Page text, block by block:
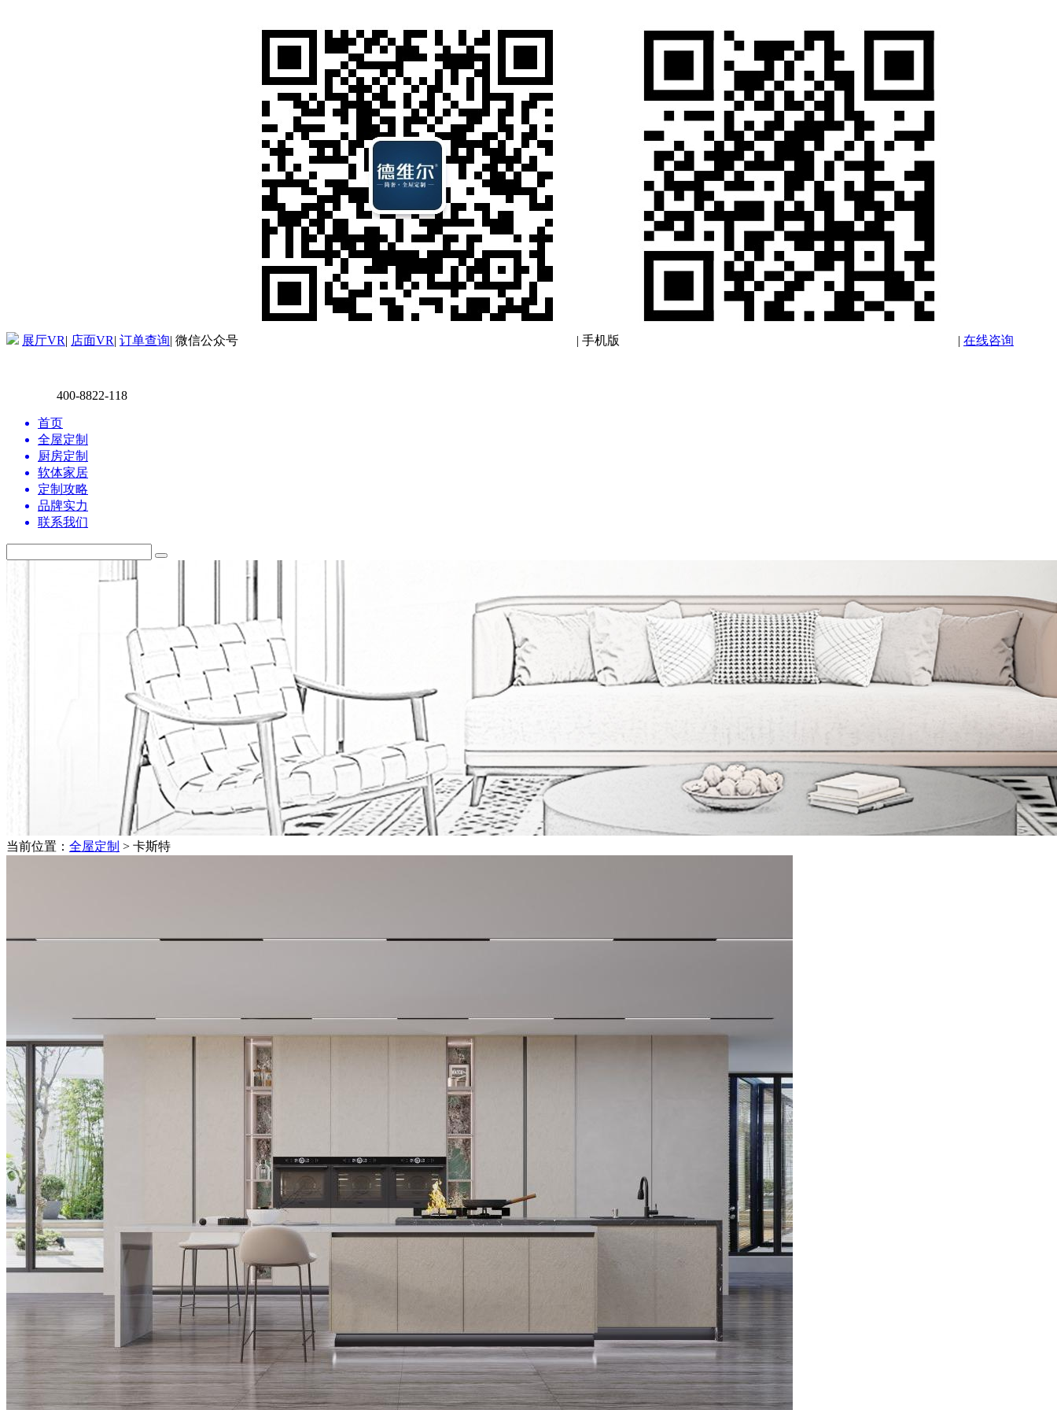
展厅VR| 店面VR| 订单查询| 微信公众号 | 手机版 | 在线咨询
400-8822-118
首页
全屋定制
厨房定制
软体家居
定制攻略
品牌实力
联系我们
当前位置： 全屋定制 > 卡斯特